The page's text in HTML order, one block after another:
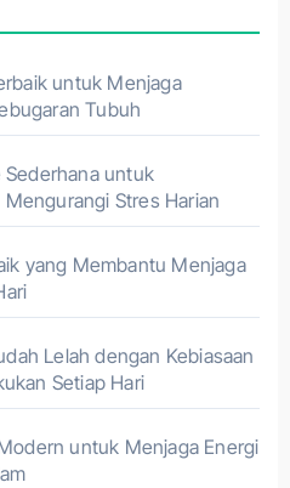
untuk Menjaga
Tubuh
untuk
Stres Harian
yang Membantu Menjaga
Lelah dengan Kebiasaan
Setiap Hari
untuk Menjaga Energi